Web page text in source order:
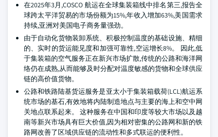
在2025年3月,COSCO 航运在全球集装箱线中排名第三,报告全
球跨太平洋贸易的市场份额为15%,年收入增加63%,美国需求
持续,亚洲对美国电子商务量强劲。
由于自动化货物装卸系统、积极控制温度的基础设施、精细
的、实时的货运能见度和加强可靠性,空运增长8%。 因此,低
于集装箱的空气服务正在新兴市场扩散,传统的公路和海洋网
络仍在成熟,从而能够及时分配对温度敏感的货物和全球供应
链的高价值货物。
公路和铁路陆基货运服务是亚太小于集装箱载荷(LCL)航运系
统市场的基石,有效地将内陆制造地点与主要的海上和空中网
关地点联系起来。 这种服务在中国和印度等较大市场以及越
南等新兴市场具有巨大价值,因为相对密集的公路网和新的铁
路网改善了区域供应链的流动性和多式联运的便利性。